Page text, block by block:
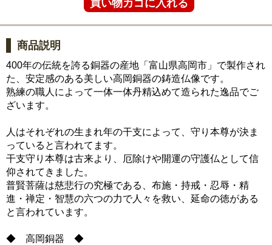
商品説明
400年の伝統を誇る銅器の産地「富山県高岡市」で製作され
た、安定感のある美しい高岡銅器の鋳造仏像です。
熟練の職人によって一体一体丹精込めて造られた逸品でご
ざいます。
人はそれぞれの生まれ年の干支によって、守り本尊が決ま
っていると言われてます。
干支守り本尊は古来より、厄除けや開運の守護仏として信
仰されてきました。
普賢菩薩は慈悲行の究極である、布施・持戒・忍辱・精
進・禅定・智慧の六つの力で人々を救い、延命の徳がある
と言われています。
◆ 高岡銅器 ◆